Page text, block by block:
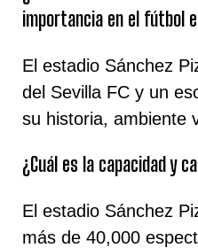
importancia en el fútbol
El estadio Sánchez
del Sevilla FC y un
su historia, ambiente
¿Cuál es la capacidad y
El estadio Sánchez
más de 40,000